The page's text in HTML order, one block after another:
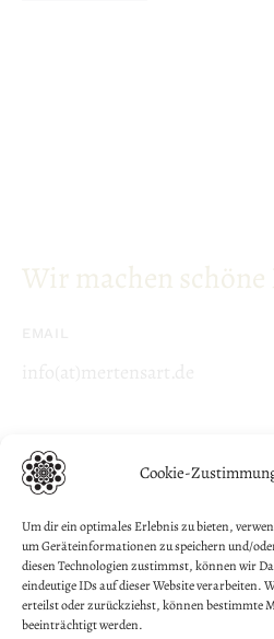
Cookie-
Um dir ein optimales Erlebnis zu bieten,
um Geräteinformationen zu speichern und/
diesen Technologien zustimmst, können wir
eindeutige IDs auf dieser Website verarbeiten.
erteilst oder zurückziehst, können bestimmte
beeinträchtigt werden.
Wir machen schöne
August 8, 2026© Copyright
Date().getFullYear()); |
|
Impressum |Datenschutz